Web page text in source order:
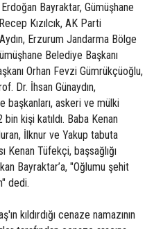
Bayraktar, Gümüşhane
Kızılcık, AK Parti
Erzurum Jandarma Bölge
Belediye Başkanı
Orhan Fevzi Gümrükçüoğlu,
Dr. İhsan Günaydın,
başkanları, askeri ve mülki
bin kişi katıldı. Baba Kenan
İlknur ve Yakup tabuta
Kenan Tüfekçi, başsağlığı
Bayraktar’a, "Oğlumu şehit
dedi.
kıldırdığı cenaze namazının